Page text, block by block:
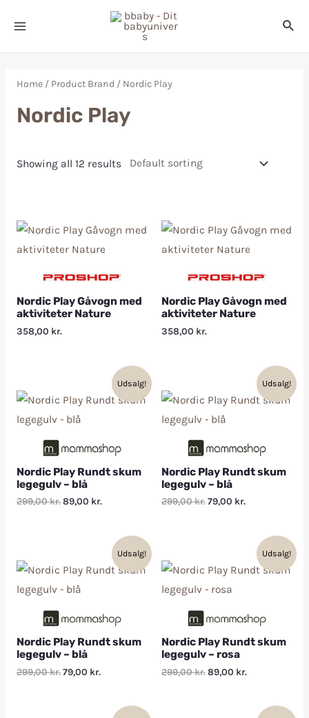
Home/ Product Brand / Nordic Play
Nordic Play
Showing all 12 results
Nordic Play Gåvogn med
aktiviteter Nature
358,00 kr.
Nordic Play Gåvogn med
aktiviteter Nature
358,00 kr.
Udsalg!
Nordic Play Rundt skum
legegulv – blå
299,00kr.89,00 kr.
Udsalg!
Nordic Play Rundt skum
legegulv – blå
299,00kr.79,00 kr.
Udsalg!
Nordic Play Rundt skum
legegulv – blå
299,00kr.79,00 kr.
Udsalg!
Nordic Play Rundt skum
legegulv – rosa
299,00kr.89,00 kr.